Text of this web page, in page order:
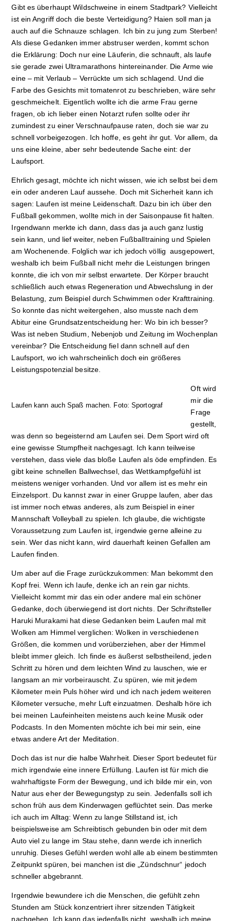
Gibt es überhaupt Wildschweine in einem Stadtpark? Vielleicht
ist ein Angriff doch die beste Verteidigung? Haien soll man ja
auch auf die Schnauze schlagen. Ich bin zu jung zum Sterben!
Als diese Gedanken immer abstruser werden, kommt schon
die Erklärung: Doch nur eine Läuferin, die schnauft, als laufe
sie gerade zwei Ultramarathons hintereinander. Die Arme wie
eine – mit Verlaub – Verrückte um sich schlagend. Und die
Farbe des Gesichts mit tomatenrot zu beschrieben, wäre sehr
geschmeichelt. Eigentlich wollte ich die arme Frau gerne
fragen, ob ich lieber einen Notarzt rufen sollte oder ihr
zumindest zu einer Verschnaufpause raten, doch sie war zu
schnell vorbeigezogen. Ich hoffe, es geht ihr gut. Vor allem, da
uns eine kleine, aber sehr bedeutende Sache eint: der
Laufsport.
Ehrlich gesagt, möchte ich nicht wissen, wie ich selbst bei dem
ein oder anderen Lauf aussehe. Doch mit Sicherheit kann ich
sagen: Laufen ist meine Leidenschaft. Dazu bin ich über den
Fußball gekommen, wollte mich in der Saisonpause fit halten.
Irgendwann merkte ich dann, dass das ja auch ganz lustig
sein kann, und lief weiter, neben Fußballtraining und Spielen
am Wochenende. Folglich war ich jedoch völlig ausgepowert,
weshalb ich beim Fußball nicht mehr die Leistungen bringen
konnte, die ich von mir selbst erwartete. Der Körper braucht
schließlich auch etwas Regeneration und Abwechslung in der
Belastung, zum Beispiel durch Schwimmen oder Krafttraining.
So konnte das nicht weitergehen, also musste nach dem
Abitur eine Grundsatzentscheidung her: Wo bin ich besser?
Was ist neben Studium, Nebenjob und Zeitung im Wochenplan
vereinbar? Die Entscheidung fiel dann schnell auf den
Laufsport, wo ich wahrscheinlich doch ein größeres
Leistungspotenzial besitze.
Laufen kann auch Spaß machen. Foto: Sportograf
Oft wird
mir die
Frage
gestellt,
was denn so begeisternd am Laufen sei. Dem Sport wird oft
eine gewisse Stumpfheit nachgesagt. Ich kann teilweise
verstehen, dass viele das bloße Laufen als öde empfinden. Es
gibt keine schnellen Ballwechsel, das Wettkampfgefühl ist
meistens weniger vorhanden. Und vor allem ist es mehr ein
Einzelsport. Du kannst zwar in einer Gruppe laufen, aber das
ist immer noch etwas anderes, als zum Beispiel in einer
Mannschaft Volleyball zu spielen. Ich glaube, die wichtigste
Voraussetzung zum Laufen ist, irgendwie gerne alleine zu
sein. Wer das nicht kann, wird dauerhaft keinen Gefallen am
Laufen finden.
Um aber auf die Frage zurückzukommen: Man bekommt den
Kopf frei. Wenn ich laufe, denke ich an rein gar nichts.
Vielleicht kommt mir das ein oder andere mal ein schöner
Gedanke, doch überwiegend ist dort nichts. Der Schriftsteller
Haruki Murakami hat diese Gedanken beim Laufen mal mit
Wolken am Himmel verglichen: Wolken in verschiedenen
Größen, die kommen und vorüberziehen, aber der Himmel
bleibt immer gleich. Ich finde es äußerst selbstheilend, jeden
Schritt zu hören und dem leichten Wind zu lauschen, wie er
langsam an mir vorbeirauscht. Zu spüren, wie mit jedem
Kilometer mein Puls höher wird und ich nach jedem weiteren
Kilometer versuche, mehr Luft einzuatmen. Deshalb höre ich
bei meinen Laufeinheiten meistens auch keine Musik oder
Podcasts. In den Momenten möchte ich bei mir sein, eine
etwas andere Art der Meditation.
Doch das ist nur die halbe Wahrheit. Dieser Sport bedeutet für
mich irgendwie eine innere Erfüllung. Laufen ist für mich die
wahrhaftigste Form der Bewegung, und ich bilde mir ein, von
Natur aus eher der Bewegungstyp zu sein. Jedenfalls soll ich
schon früh aus dem Kinderwagen geflüchtet sein. Das merke
ich auch im Alltag: Wenn zu lange Stillstand ist, ich
beispielsweise am Schreibtisch gebunden bin oder mit dem
Auto viel zu lange im Stau stehe, dann werde ich innerlich
unruhig. Dieses Gefühl werden wohl alle ab einem bestimmten
Zeitpunkt spüren, bei manchen ist die „Zündschnur“ jedoch
schneller abgebrannt.
Irgendwie bewundere ich die Menschen, die gefühlt zehn
Stunden am Stück konzentriert ihrer sitzenden Tätigkeit
nachgehen. Ich kann das jedenfalls nicht, weshalb ich meine